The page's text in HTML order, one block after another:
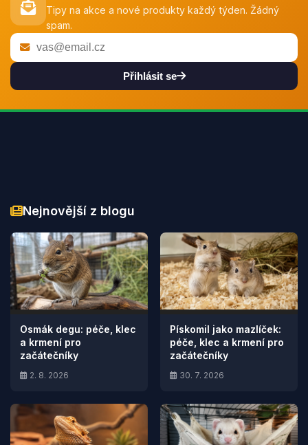
Tipy na akce a nové produkty každý týden. Žádný
spam.
Přihlásit se
Nejnovější z blogu
Osmák degu: péče, klec
a krmení pro
začátečníky
2. 8. 2026
Pískomil jako mazlíček:
péče, klec a krmení pro
začátečníky
30. 7. 2026